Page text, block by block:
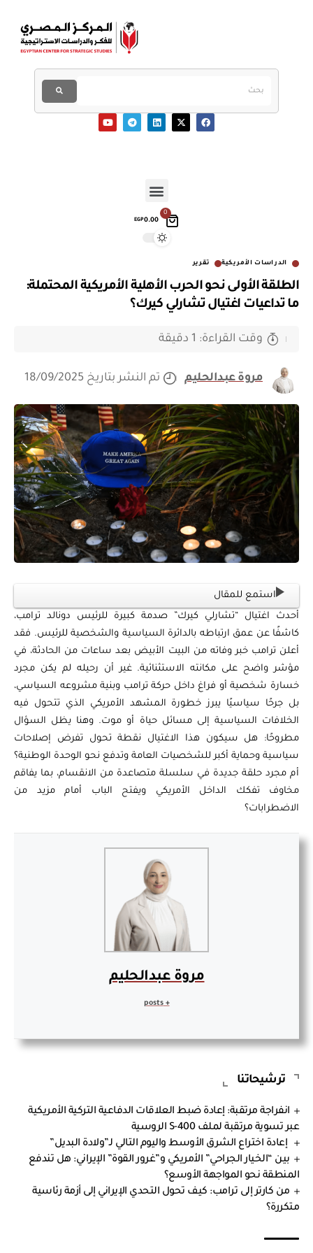
0
EGP0.00
الدراسات الأمريكية تقرير
الطلقة الأولى نحو الحرب الأهلية الأمريكية المحتملة:
ما تداعيات اغتيال تشارلي كيرك؟
مروة عبدالحليم تم النشر بتاريخ 18/09/2025
وقت القراءة: 1 دقيقة
استمع للمقال
أحدث اغتيال “تشارلي كيرك” صدمة كبيرة للرئيس دونالد ترامب،
كاشفًا عن عمق ارتباطه بالدائرة السياسية والشخصية للرئيس. فقد
أعلن ترامب خبر وفاته من البيت الأبيض بعد ساعات من الحادثة، في
مؤشر واضح على مكانته الاستثنائية. غير أن رحيله لم يكن مجرد
خسارة شخصية أو فراغ داخل حركة ترامب وبنية مشروعه السياسي،
بل جرحًا سياسيًا يبرز خطورة المشهد الأمريكي الذي تتحول فيه
الخلافات السياسية إلى مسائل حياة أو موت. وهنا يظل السؤال
مطروحًا: هل سيكون هذا الاغتيال نقطة تحول تفرض إصلاحات
سياسية وحماية أكبر للشخصيات العامة وتدفع نحو الوحدة الوطنية؟
أم مجرد حلقة جديدة في سلسلة متصاعدة من الانقسام، بما يفاقم
مخاوف تفكك الداخل الأمريكي ويفتح الباب أمام مزيد من
الاضطرابات؟
مروة عبدالحليم
ترشيحاتنا
انفراجة مرتقبة: إعادة ضبط العلاقات الدفاعية التركية الأمريكية
عبر تسوية مرتقبة لملف S-400 الروسية
إعادة اختراع الشرق الأوسط واليوم التالي لـ”ولادة البديل”
بين “الخيار الجراحي” الأمريكي و”غرور القوة” الإيراني: هل تندفع
المنطقة نحو المواجهة الأوسع؟
من كارتر إلى ترامب: كيف تحول التحدي الإيراني إلى أزمة رئاسية
متكررة؟